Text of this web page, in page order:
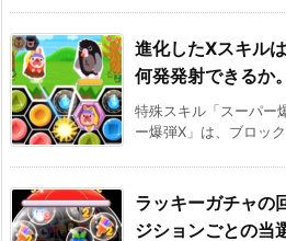
進化したXスキル
何発発射できるか。
特殊スキル「スーパー
ー爆弾X」は、ブロッ
ラッキーガチャの
ジションごとの当